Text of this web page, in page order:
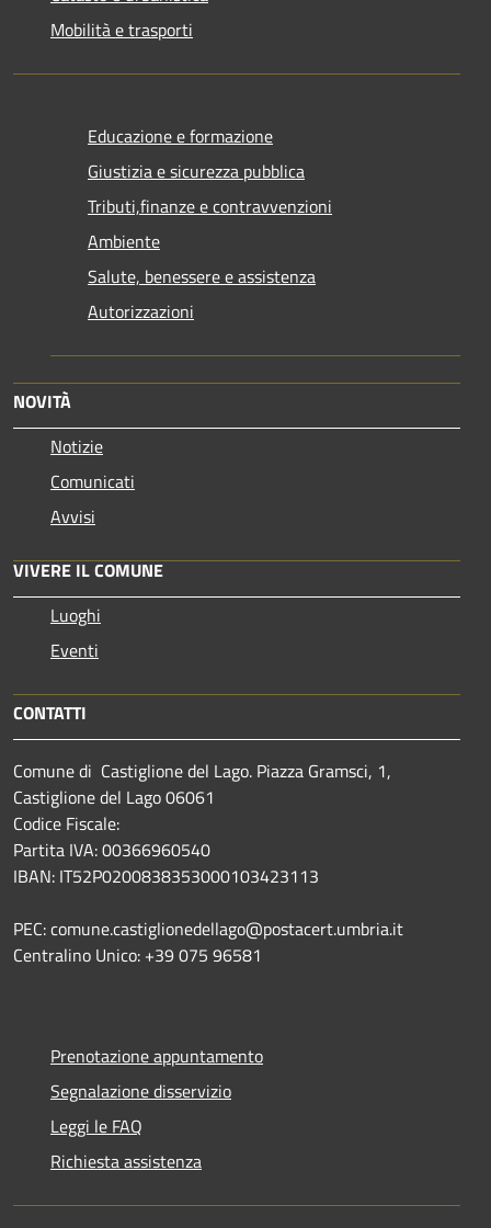
Mobilità e trasporti
Educazione e formazione
Giustizia e sicurezza pubblica
Tributi,finanze e contravvenzioni
Ambiente
Salute, benessere e assistenza
Autorizzazioni
NOVITÀ
Notizie
Comunicati
Avvisi
VIVERE IL COMUNE
Luoghi
Eventi
CONTATTI
Comune di Castiglione del Lago. Piazza Gramsci, 1,
Castiglione del Lago 06061
Codice Fiscale:
Partita IVA: 00366960540
IBAN: IT52P0200838353000103423113
PEC: comune.castiglionedellago@postacert.umbria.it
Centralino Unico: +39 075 96581
Prenotazione appuntamento
Segnalazione disservizio
Leggi le FAQ
Richiesta assistenza